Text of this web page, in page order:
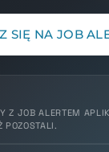
SIĘ NA JOB
Z JOB ALERTEM
POZOSTALI.